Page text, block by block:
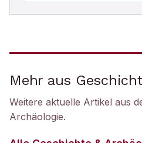
Mehr aus
Weitere aktuelle Artikel aus
Archäologie.